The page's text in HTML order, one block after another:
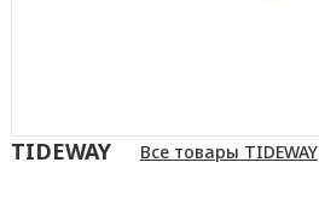
TIDEWAY Все товары TIDEWAY